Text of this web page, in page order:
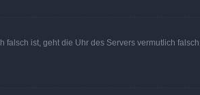
ist, geht die Uhr des Servers vermutlich